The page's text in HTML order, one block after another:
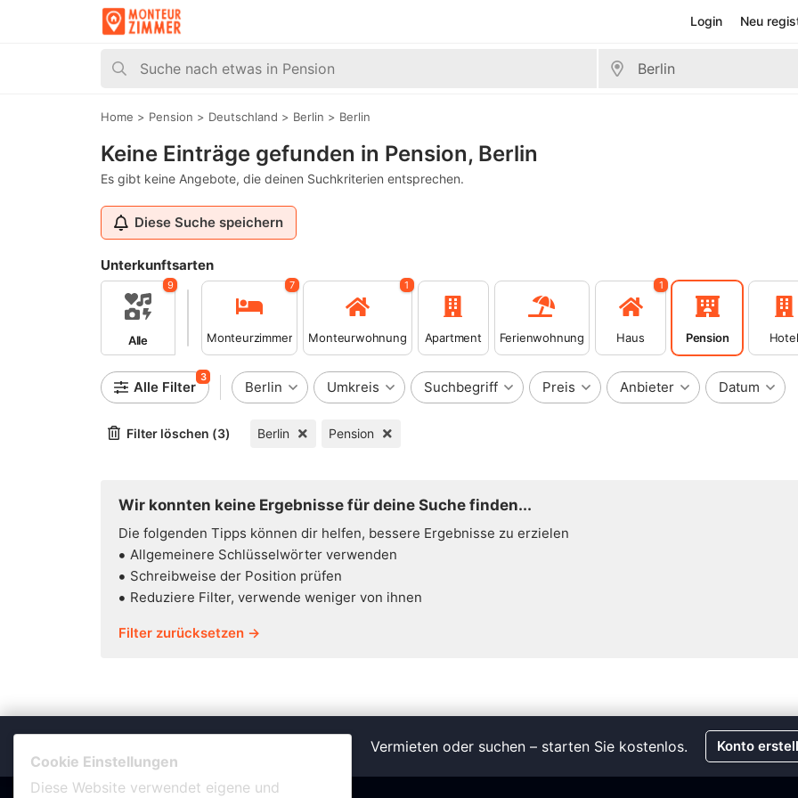
Neu
Login
Home > Pension > Deutschland > Berlin > Berlin
Keine Einträge gefunden in Pension, Berlin
Es gibt keine Angebote, die deinen Suchkriterien entsprechen.
Diese Suche speichern
Unterkunftsarten
Alle
9
Monteurzimmer
7
Monteurwohnung
1
Apartment Ferienwohnung Haus
1
Pension Hotel
Alle Filter
3
Berlin Umkreis Suchbegriff Preis Anbieter Datum
Filter löschen (3) Berlin Pension
Wir konnten keine Ergebnisse für deine Suche finden...
Die folgenden Tipps können dir helfen, bessere Ergebnisse zu erzielen
Allgemeinere Schlüsselwörter verwenden
Schreibweise der Position prüfen
Reduziere Filter, verwende weniger von ihnen
Filter zurücksetzen →
Vermieten oder suchen – starten Sie kostenlos. Konto
Cookie Einstellungen
Diese Website verwendet eigene und